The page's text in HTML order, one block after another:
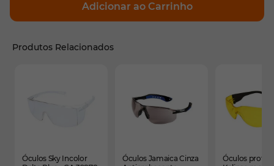
Adicionar ao Carrinho
Produtos Relacionados
Óculos Sky Incolor
Óculos Jamaica Cinza
Óculos